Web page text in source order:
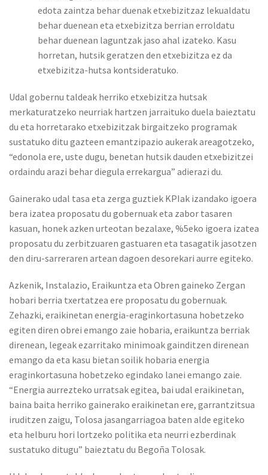
edota zaintza behar duenak etxebizitzaz lekualdatu
behar duenean eta etxebizitza berrian erroldatu
behar duenean laguntzak jaso ahal izateko. Kasu
horretan, hutsik geratzen den etxebizitza ez da
etxebizitza-hutsa kontsideratuko.
Udal gobernu taldeak herriko etxebizitza hutsak
merkaturatzeko neurriak hartzen jarraituko duela baieztatu
du eta horretarako etxebizitzak birgaitzeko programak
sustatuko ditu gazteen emantzipazio aukerak areagotzeko,
“edonola ere, uste dugu, benetan hutsik dauden etxebizitzei
ordaindu arazi behar diegula errekargua” adierazi du.
Gainerako udal tasa eta zerga guztiek KPIak izandako igoera
bera izatea proposatu du gobernuak eta zabor tasaren
kasuan, honek azken urteotan bezalaxe, %5eko igoera izatea
proposatu du zerbitzuaren gastuaren eta tasagatik jasotzen
den diru-sarreraren artean dagoen desorekari aurre egiteko.
Azkenik, Instalazio, Eraikuntza eta Obren gaineko Zergan
hobari berria txertatzea ere proposatu du gobernuak.
Zehazki, eraikinetan energia-eraginkortasuna hobetzeko
egiten diren obrei emango zaie hobaria, eraikuntza berriak
direnean, legeak ezarritako minimoak gainditzen direnean
emango da eta kasu bietan soilik hobaria energia
eraginkortasuna hobetzeko egindako lanei emango zaie.
“Energia aurrezteko urratsak egitea, bai udal eraikinetan,
baina baita herriko gainerako eraikinetan ere, garrantzitsua
iruditzen zaigu, Tolosa jasangarriagoa baten alde egiteko
eta helburu hori lortzeko politika eta neurri ezberdinak
sustatuko ditugu” baieztatu du Begoña Tolosak.